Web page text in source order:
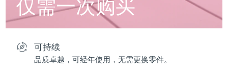
仅需一次购买
可持续
品质卓越，可经年使用，无需更换零件。